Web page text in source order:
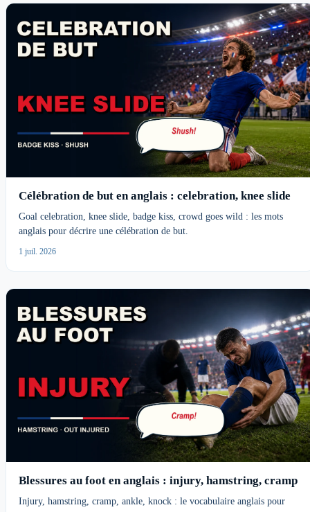
Célébration de but en anglais : celebration, knee slide
Goal celebration, knee slide, badge kiss, crowd goes wild : les mots
anglais pour décrire une célébration de but.
1 juil. 2026
Blessures au foot en anglais : injury, hamstring, cramp
Injury, hamstring, cramp, ankle, knock : le vocabulaire anglais pour